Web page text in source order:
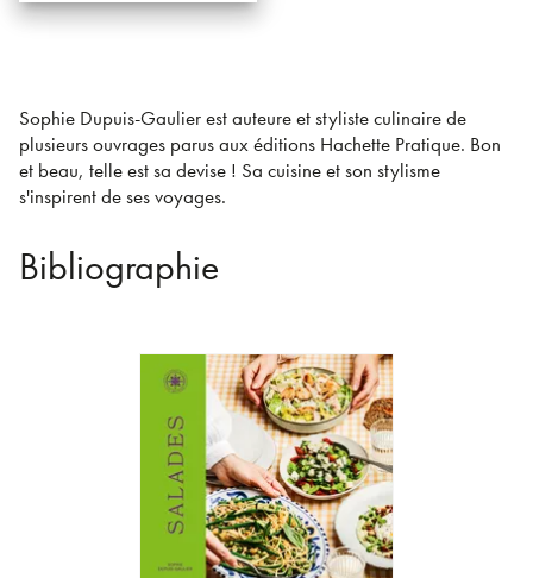
Sophie Dupuis-Gaulier est auteure et styliste culinaire de
plusieurs ouvrages parus aux éditions Hachette Pratique. Bon
et beau, telle est sa devise ! Sa cuisine et son stylisme
s'inspirent de ses voyages.
Bibliographie